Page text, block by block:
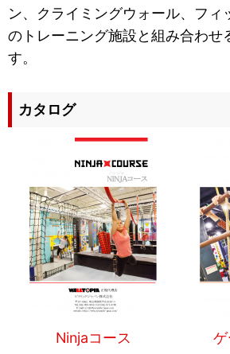
ン、クライミングウォール、フィ
のトレーニング施設と組み合わせ
す。
カタログ
Ninjaコース